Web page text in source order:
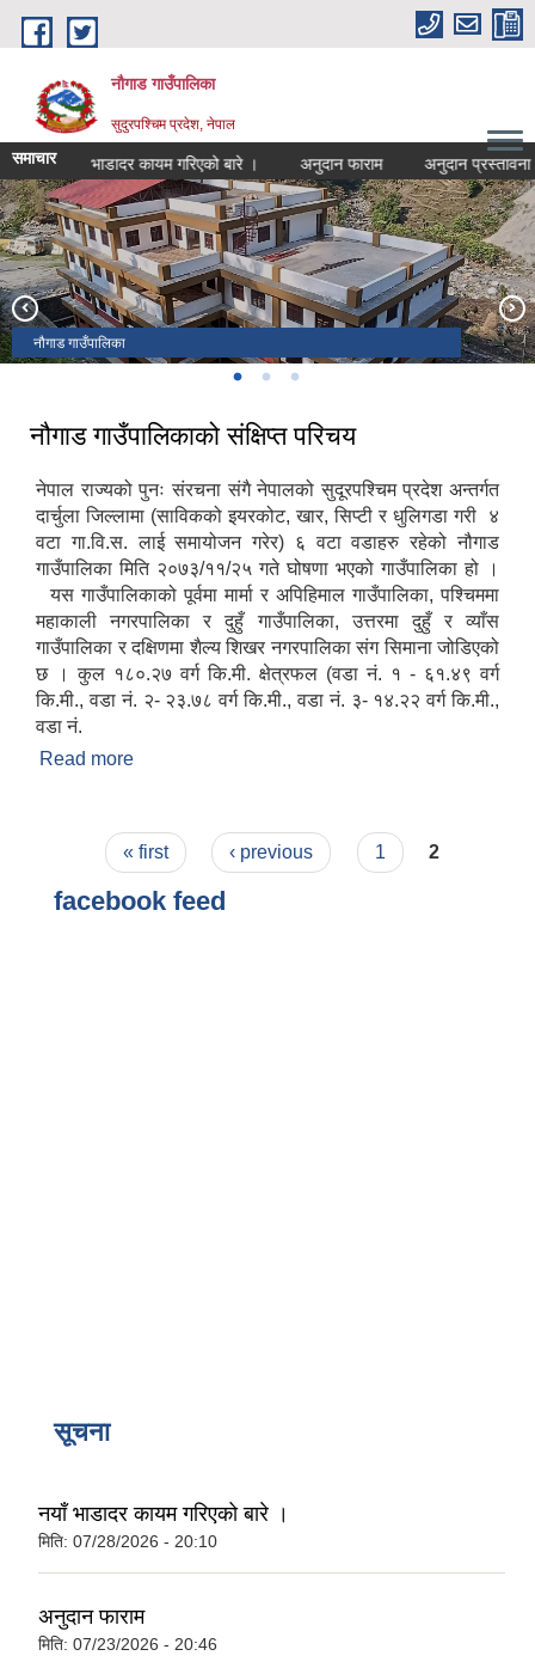
Skip to main content
नौगाड गाउँपालिका
सुदुरपश्चिम प्रदेश, नेपाल
समाचार
नयाँ भाडादर कायम गरिएको बारे । अनुदान फाराम अनुदान प्रस्तावना
नौगाड गाउँपालिका
नौगाड गाउँकार्यपालिकाको कार्यालय, होपरीगाड
नौगाड ४ सिप्टी
नौगाड गाउँपालिकाको संक्षिप्त परिचय
नेपाल राज्यको पुनः संरचना संगै नेपालको सुदूरपश्चिम प्रदेश अन्तर्गत
दार्चुला जिल्लामा (साविकको इयरकोट, खार, सिप्टी र धुलिगडा गरी ४
वटा गा.वि.स. लाई समायोजन गरेर) ६ वटा वडाहरु रहेको नौगाड
गाउँपालिका मिति २०७३/११/२५ गते घोषणा भएको गाउँपालिका हो ।
यस गाउँपालिकाको पूर्वमा मार्मा र अपिहिमाल गाउँपालिका, पश्चिममा
महाकाली नगरपालिका र दुहुँ गाउँपालिका, उत्तरमा दुहुँ र व्याँस
गाउँपालिका र दक्षिणमा शैल्य शिखर नगरपालिका संग सिमाना जोडिएको
छ । कुल १८०.२७ वर्ग कि.मी. क्षेत्रफल (वडा नं. १ - ६१.४९ वर्ग
कि.मी., वडा नं. २- २३.७८ वर्ग कि.मी., वडा नं. ३- १४.२२ वर्ग कि.मी.,
वडा नं.
Read more
Pages« first ‹ previous 1 2
facebook feed
सूचना
नयाँ भाडादर कायम गरिएको बारे ।
मिति: 07/28/2026 - 20:10
अनुदान फाराम
मिति: 07/23/2026 - 20:46